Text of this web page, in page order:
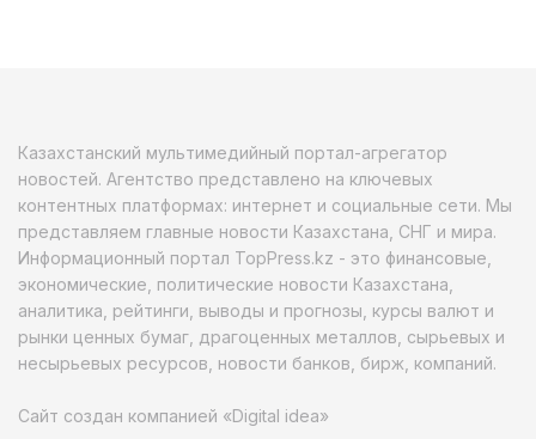
Казахстанский мультимедийный портал-агрегатор
новостей. Агентство представлено на ключевых
контентных платформах: интернет и социальные сети. Мы
представляем главные новости Казахстана, СНГ и мира.
Информационный портал TopPress.kz - это финансовые,
экономические, политические новости Казахстана,
аналитика, рейтинги, выводы и прогнозы, курсы валют и
рынки ценных бумаг, драгоценных металлов, сырьевых и
несырьевых ресурсов, новости банков, бирж, компаний.
Сайт создан компанией «Digital idea»